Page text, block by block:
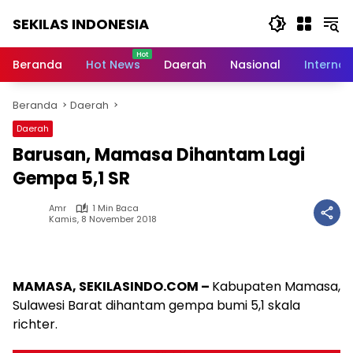
SEKILAS INDONESIA
Terkini,
Latest
World,
Headlines,
News
Today
Beranda Hot News Daerah Nasional
Beranda Daerah
Daerah
Barusan, Mamasa Dihantam Lagi
Gempa 5,1 SR
Amr
1 Min Baca
Kamis, 8 November 2018
MAMASA, SEKILASINDO.COM – Kabupaten Mamasa,
Sulawesi Barat dihantam gempa bumi 5,1 skala
richter.